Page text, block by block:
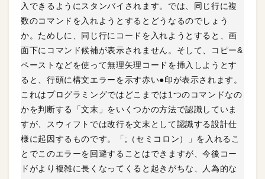
入できるようにスタンバイされます。では、同じ行に複
数のコマンドを入れようとするとどうなるのでしょう
か。ためしに、同じ行にコードを入れようとすると、画
面下にコマンド候補が表示されません。そして、コピー&
ペーストなどを使って無理矢理コードを挿入しようとす
ると、行頭に構文エラーを示す赤い●印が表示されます。
これはプログラミングではどこまでは1つのコマンドなの
かを判断する「文末」をいくつかの方法で認識していま
すが、スウィフトでは改行を文末として認識する設計仕
様に起因するものです。「;（セミコロン）」を入れるこ
とでこのエラーを回避することはできますが、今後コー
ドがより複雑に長くなってくると起きがちな、人為的な